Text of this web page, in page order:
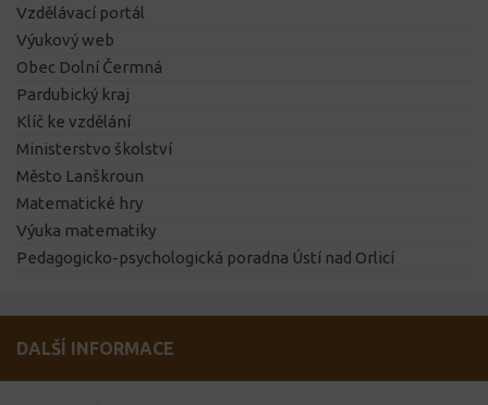
Vzdělávací portál
Výukový web
Obec Dolní Čermná
Pardubický kraj
Klíč ke vzdělání
Ministerstvo školství
Město Lanškroun
Matematické hry
Výuka matematiky
Pedagogicko-psychologická poradna Ústí nad Orlicí
DALŠÍ INFORMACE